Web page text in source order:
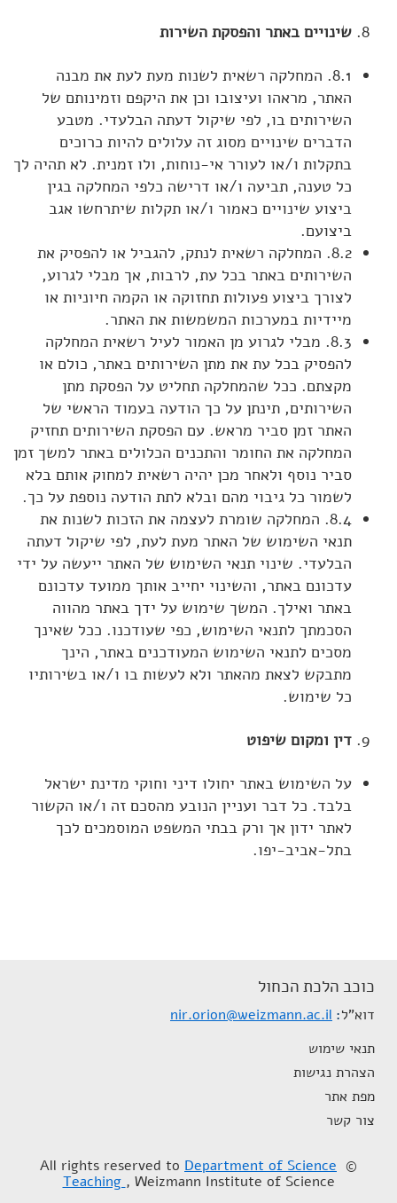
שינויים באתר והפסקת השירות
8.1. המחלקה רשאית לשנות מעת לעת את מבנה
האתר, מראהו ועיצובו וכן את היקפם וזמינותם של
השירותים בו, לפי שיקול דעתה הבלעדי. מטבע
הדברים שינויים מסוג זה עלולים להיות כרוכים
בתקלות ו/או לעורר אי-נוחות, ולו זמנית. לא תהיה לך
כל טענה, תביעה ו/או דרישה כלפי המחלקה בגין
ביצוע שינויים כאמור ו/או תקלות שיתרחשו אגב
ביצועם.
8.2. המחלקה רשאית לנתק, להגביל או להפסיק את
השירותים באתר בכל עת, לרבות, אך מבלי לגרוע,
לצורך ביצוע פעולות תחזוקה או הקמה חיוניות או
מיידיות במערכות המשמשות את האתר.
8.3. מבלי לגרוע מן האמור לעיל רשאית המחלקה
להפסיק בכל עת את מתן השירותים באתר, כולם או
מקצתם. ככל שהמחלקה תחליט על הפסקת מתן
השירותים, תינתן על כך הודעה בעמוד הראשי של
האתר זמן סביר מראש. עם הפסקת השירותים תחזיק
המחלקה את החומר והתכנים הכלולים באתר למשך זמן
סביר נוסף ולאחר מכן יהיה רשאית למחוק אותם בלא
לשמור כל גיבוי מהם ובלא לתת הודעה נוספת על כך.
8.4. המחלקה שומרת לעצמה את הזכות לשנות את
תנאי השימוש של האתר מעת לעת, לפי שיקול דעתה
הבלעדי. שינוי תנאי השימוש של האתר ייעשה על ידי
עדכונם באתר, והשינוי יחייב אותך ממועד עדכונם
באתר ואילך. המשך שימוש על ידך באתר מהווה
הסכמתך לתנאי השימוש, כפי שעודכנו. ככל שאינך
מסכים לתנאי השימוש המעודכנים באתר, הינך
מתבקש לצאת מהאתר ולא לעשות בו ו/או בשירותיו
כל שימוש.
דין ומקום שיפוט
על השימוש באתר יחולו דיני וחוקי מדינת ישראל
בלבד. כל דבר ועניין הנובע מהסכם זה ו/או הקשור
לאתר ידון אך ורק בבתי המשפט המוסמכים לכך
בתל-אביב-יפו.
כוכב הלכת הכחול
דוא"ל nir.orion@weizmann.ac.il
תנאי שימוש
הצהרת נגישות
מפת אתר
צור קשר
© All rights reserved to
Department of Science
Teaching , Weizmann Institute of Science